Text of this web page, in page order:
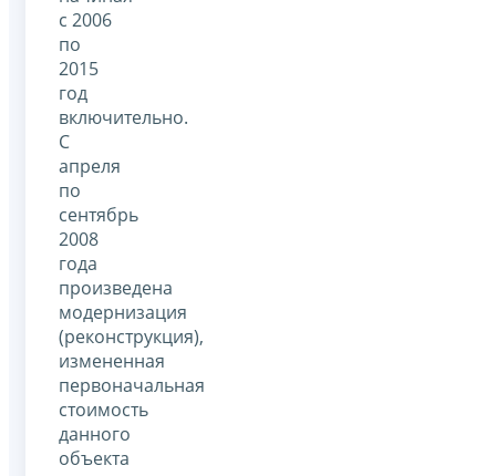
с 2006
по
2015
год
включительно.
С
апреля
по
сентябрь
2008
года
произведена
модернизация
(реконструкция),
измененная
первоначальная
стоимость
данного
объекта